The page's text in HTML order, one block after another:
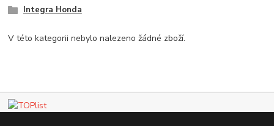
Integra Honda
V této kategorii nebylo nalezeno žádné zboží.